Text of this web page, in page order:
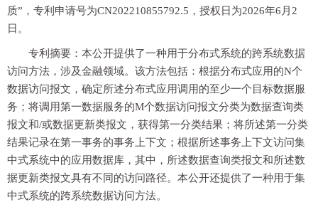
质”，专利申请号为CN202210855792.5，授权日为2026年6月2
日。
专利摘要：本公开提供了一种用于分布式系统的跨系统数据
访问方法，涉及金融领域。该方法包括：根据分布式应用的N个
数据访问报文，确定所述分布式应用调用的至少一个目标数据服
务；将调用第一数据服务的M个数据访问报文分类为数据查询类
报文和/或数据更新类报文，获得第一分类结果；将所述第一分类
结果记录在第一事务的事务上下文；根据所述事务上下文访问集
中式系统中的应用数据库，其中，所述数据查询类报文和所述数
据更新类报文具有不同的访问路径。本公开还提供了一种用于集
中式系统的跨系统数据访问方法。